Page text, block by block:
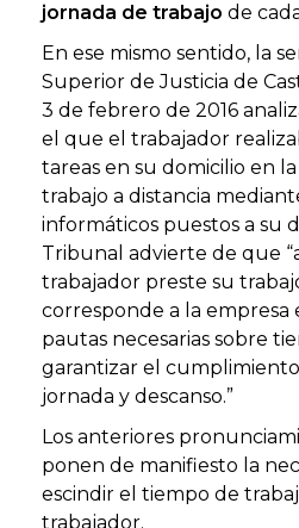
jornada de trabajo de
En ese mismo sentido, la
Superior de Justicia de
3 de febrero de 2016
el que el trabajador
tareas en su domicilio en
trabajo a distancia
informáticos puestos a su
Tribunal advierte de que
trabajador preste su
corresponde a la empresa
pautas necesarias sobre
garantizar el
jornada y descanso.”
Los anteriores
ponen de manifiesto la
escindir el tiempo de
trabajador.